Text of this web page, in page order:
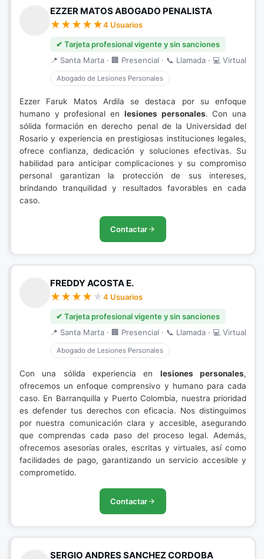
EZZER MATOS ABOGADO PENALISTA
4 Usuarios
✔ Tarjeta profesional vigente y sin sanciones
📍 Santa Marta · 🏢 Presencial · 📞 Llamada · 💻 Virtual
Abogado de Lesiones Personales
Ezzer Faruk Matos Ardila se destaca por su enfoque
humano y profesional en lesiones personales. Con una
sólida formación en derecho penal de la Universidad del
Rosario y experiencia en prestigiosas instituciones legales,
ofrece confianza, dedicación y soluciones efectivas. Su
habilidad para anticipar complicaciones y su compromiso
personal garantizan la protección de sus intereses,
brindando tranquilidad y resultados favorables en cada
caso.
Contactar
FREDDY ACOSTA E.
4 Usuarios
✔ Tarjeta profesional vigente y sin sanciones
📍 Santa Marta · 🏢 Presencial · 📞 Llamada · 💻 Virtual
Abogado de Lesiones Personales
Con una sólida experiencia en lesiones personales,
ofrecemos un enfoque comprensivo y humano para cada
caso. En Barranquilla y Puerto Colombia, nuestra prioridad
es defender tus derechos con eficacia. Nos distinguimos
por nuestra comunicación clara y accesible, asegurando
que comprendas cada paso del proceso legal. Además,
ofrecemos asesorías orales, escritas y virtuales, así como
facilidades de pago, garantizando un servicio accesible y
comprometido.
Contactar
SERGIO ANDRES SANCHEZ CORDOBA